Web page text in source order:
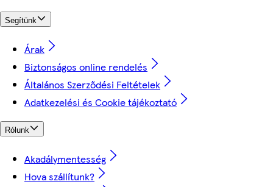
Segítünk
Árak
Biztonságos online rendelés
Általános Szerződési Feltételek
Adatkezelési és Cookie tájékoztató
Rólunk
Akadálymentesség
Hova szállítunk?